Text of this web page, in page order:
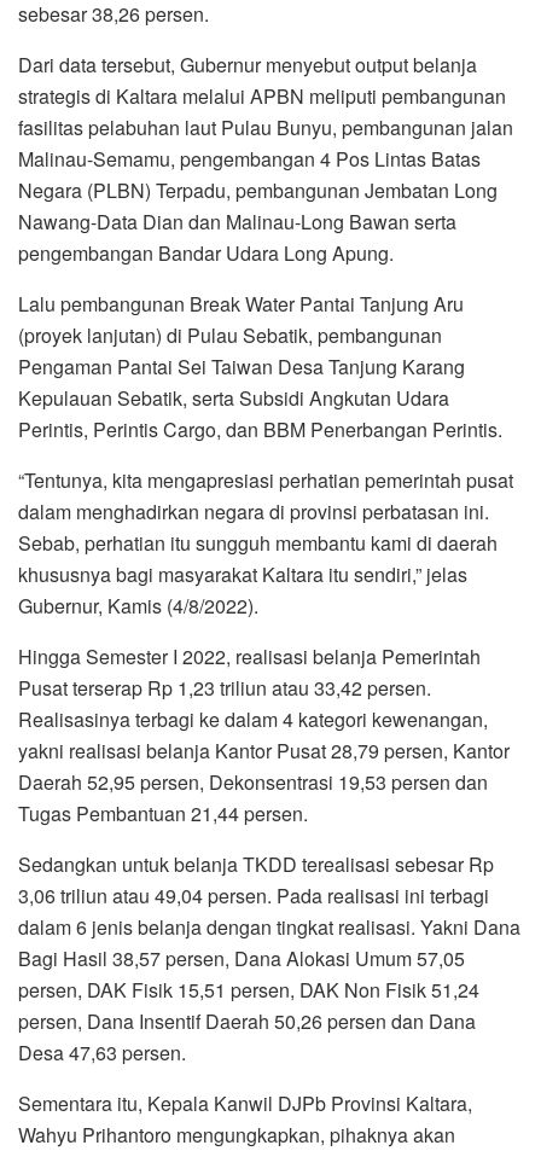
sebesar 38,26 persen.
Dari data tersebut, Gubernur menyebut output belanja
strategis di Kaltara melalui APBN meliputi pembangunan
fasilitas pelabuhan laut Pulau Bunyu, pembangunan jalan
Malinau-Semamu, pengembangan 4 Pos Lintas Batas
Negara (PLBN) Terpadu, pembangunan Jembatan Long
Nawang-Data Dian dan Malinau-Long Bawan serta
pengembangan Bandar Udara Long Apung.
Lalu pembangunan Break Water Pantai Tanjung Aru
(proyek lanjutan) di Pulau Sebatik, pembangunan
Pengaman Pantai Sei Taiwan Desa Tanjung Karang
Kepulauan Sebatik, serta Subsidi Angkutan Udara
Perintis, Perintis Cargo, dan BBM Penerbangan Perintis.
“Tentunya, kita mengapresiasi perhatian pemerintah pusat
dalam menghadirkan negara di provinsi perbatasan ini.
Sebab, perhatian itu sungguh membantu kami di daerah
khususnya bagi masyarakat Kaltara itu sendiri,” jelas
Gubernur, Kamis (4/8/2022).
Hingga Semester I 2022, realisasi belanja Pemerintah
Pusat terserap Rp 1,23 triliun atau 33,42 persen.
Realisasinya terbagi ke dalam 4 kategori kewenangan,
yakni realisasi belanja Kantor Pusat 28,79 persen, Kantor
Daerah 52,95 persen, Dekonsentrasi 19,53 persen dan
Tugas Pembantuan 21,44 persen.
Sedangkan untuk belanja TKDD terealisasi sebesar Rp
3,06 triliun atau 49,04 persen. Pada realisasi ini terbagi
dalam 6 jenis belanja dengan tingkat realisasi. Yakni Dana
Bagi Hasil 38,57 persen, Dana Alokasi Umum 57,05
persen, DAK Fisik 15,51 persen, DAK Non Fisik 51,24
persen, Dana Insentif Daerah 50,26 persen dan Dana
Desa 47,63 persen.
Sementara itu, Kepala Kanwil DJPb Provinsi Kaltara,
Wahyu Prihantoro mengungkapkan, pihaknya akan